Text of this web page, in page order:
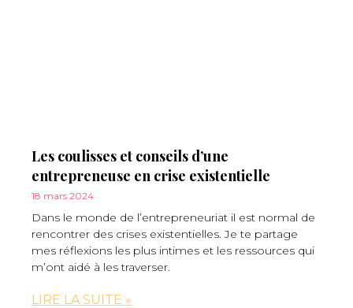
Les coulisses et conseils d’une
entrepreneuse en crise existentielle
18 mars 2024
Dans le monde de l’entrepreneuriat il est normal de
rencontrer des crises existentielles. Je te partage
mes réflexions les plus intimes et les ressources qui
m’ont aidé à les traverser.
LIRE LA SUITE »